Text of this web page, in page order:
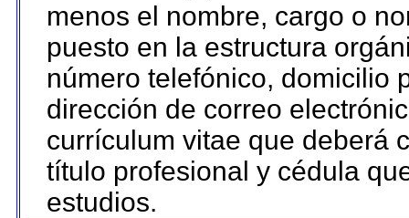
menos el nombre, cargo o
puesto en la estructura
número telefónico, domicilio
dirección de correo
currículum vitae que deberá
título profesional y cédula
estudios.